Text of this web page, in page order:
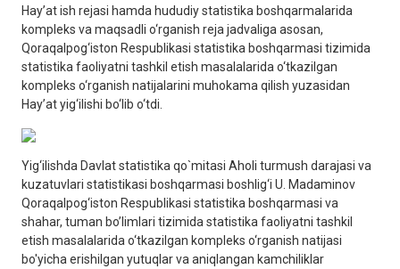
Hayʼat ish rejasi hamda hududiy statistika boshqarmalarida
kompleks va maqsadli o‘rganish reja jadvaliga asosan,
Qoraqalpog‘iston Respublikasi statistika boshqarmasi tizimida
statistika faoliyatni tashkil etish masalalarida o‘tkazilgan
kompleks o‘rganish natijalarini muhokama qilish yuzasidan
Hayʼat yig‘ilishi bo‘lib o‘tdi.
Yig‘ilishda Davlat statistika qo`mitasi Aholi turmush darajasi va
kuzatuvlari statistikasi boshqarmasi boshlig‘i U. Madaminov
Qoraqalpog‘iston Respublikasi statistika boshqarmasi va
shahar, tuman bo’limlari tizimida statistika faoliyatni tashkil
etish masalalarida o‘tkazilgan kompleks o‘rganish natijasi
bo'yicha erishilgan yutuqlar va aniqlangan kamchiliklar